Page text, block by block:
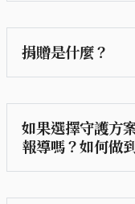
與流暢體驗，
守護方案：除
支持端，守護
捐贈是什麼？
如果選擇守護方
報導嗎？如何做